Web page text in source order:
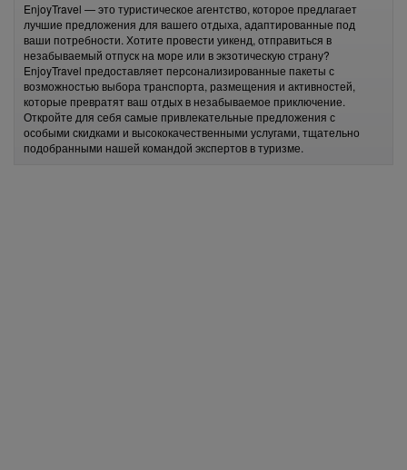
EnjoyTravel — это туристическое агентство, которое предлагает
лучшие предложения для вашего отдыха, адаптированные под
ваши потребности. Хотите провести уикенд, отправиться в
незабываемый отпуск на море или в экзотическую страну?
EnjoyTravel предоставляет персонализированные пакеты с
возможностью выбора транспорта, размещения и активностей,
которые превратят ваш отдых в незабываемое приключение.
Откройте для себя самые привлекательные предложения с
особыми скидками и высококачественными услугами, тщательно
подобранными нашей командой экспертов в туризме.